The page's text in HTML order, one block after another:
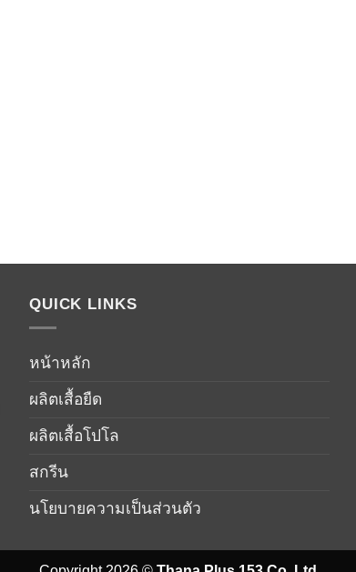
QUICK LINKS
หน้าหลัก
ผลิตเสื้อยืด
ผลิตเสื้อโปโล
สกรีน
นโยบายความเป็นส่วนตัว